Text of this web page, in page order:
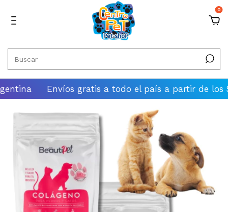
0
Envíos gratis a todo el país a partir de los